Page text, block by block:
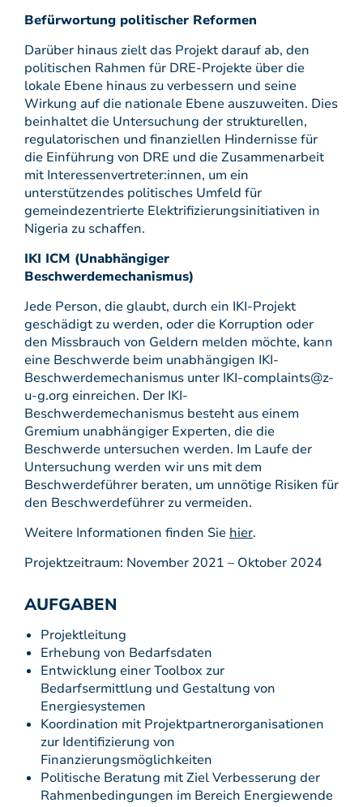
Befürwortung politischer Reformen
Darüber hinaus zielt das Projekt darauf ab, den
politischen Rahmen für DRE-Projekte über die
lokale Ebene hinaus zu verbessern und seine
Wirkung auf die nationale Ebene auszuweiten. Dies
beinhaltet die Untersuchung der strukturellen,
regulatorischen und finanziellen Hindernisse für
die Einführung von DRE und die Zusammenarbeit
mit Interessenvertreter:innen, um ein
unterstützendes politisches Umfeld für
gemeindezentrierte Elektrifizierungsinitiativen in
Nigeria zu schaffen.
IKI ICM (Unabhängiger
Beschwerdemechanismus)
Jede Person, die glaubt, durch ein IKI-Projekt
geschädigt zu werden, oder die Korruption oder
den Missbrauch von Geldern melden möchte, kann
eine Beschwerde beim unabhängigen IKI-
Beschwerdemechanismus unter IKI-complaints@z-
u-g.org einreichen. Der IKI-
Beschwerdemechanismus besteht aus einem
Gremium unabhängiger Experten, die die
Beschwerde untersuchen werden. Im Laufe der
Untersuchung werden wir uns mit dem
Beschwerdeführer beraten, um unnötige Risiken für
den Beschwerdeführer zu vermeiden.
Weitere Informationen finden Sie hier.
Projektzeitraum: November 2021 – Oktober 2024
AUFGABEN
Projektleitung
Erhebung von Bedarfsdaten
Entwicklung einer Toolbox zur
Bedarfsermittlung und Gestaltung von
Energiesystemen
Koordination mit Projektpartnerorganisationen
zur Identifizierung von
Finanzierungsmöglichkeiten
Politische Beratung mit Ziel Verbesserung der
Rahmenbedingungen im Bereich Energiewende